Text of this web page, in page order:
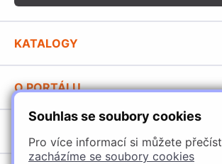
Souhlas se soubory cookies
Pro více informací si můžete přečíst
zacházíme se soubory cookies
KATALOGY
Stavební katalog Häfele
Brožury Häfele
O PORTÁLU
Provozovatel portálu
Jak používat portál